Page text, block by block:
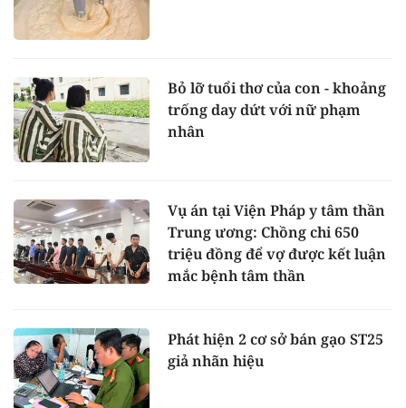
Bỏ lỡ tuổi thơ của con - khoảng
trống day dứt với nữ phạm
nhân
Vụ án tại Viện Pháp y tâm thần
Trung ương: Chồng chi 650
triệu đồng để vợ được kết luận
mắc bệnh tâm thần
Phát hiện 2 cơ sở bán gạo ST25
giả nhãn hiệu